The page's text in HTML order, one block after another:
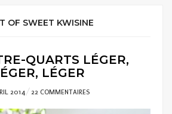
OF SWEET KWISINE
QUARTS LÉGER,
LÉGER
2014 22 COMMENTAIRES